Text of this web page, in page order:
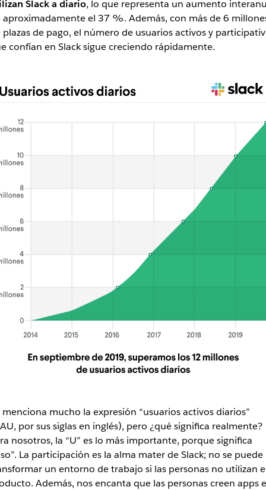
Slack a diario, lo que representa un aumento
aproximadamente el 37 %. Además, con más de 6
plazas de pago, el número de usuarios activos y
confían en Slack sigue creciendo rápidamente.
menciona mucho la expresión “usuarios activos diarios”
por sus siglas en inglés), pero ¿qué significa realmente?
nosotros, la “U” es lo más importante, porque significa
La participación es la alma mater de Slack; no se puede
un entorno de trabajo si las personas no utilizan
Además, nos encanta que las personas creen apps e